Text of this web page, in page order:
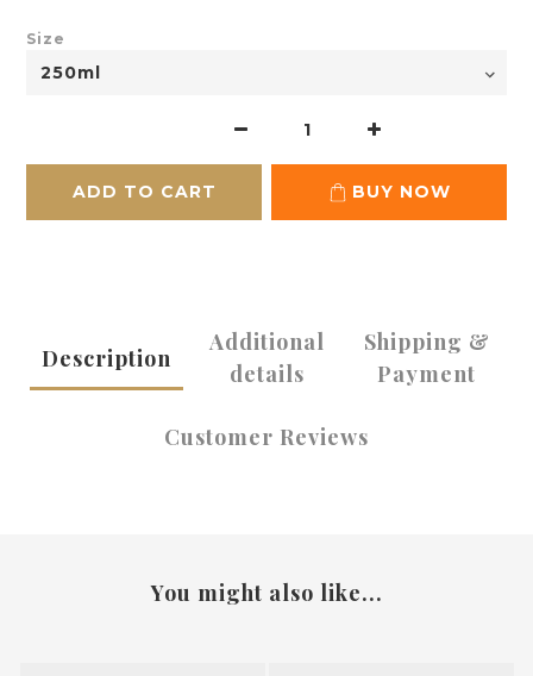
Size
ADD TO CART BUY NOW
Description
Additional
details
Shipping &
Payment
Customer Reviews
You might also like...